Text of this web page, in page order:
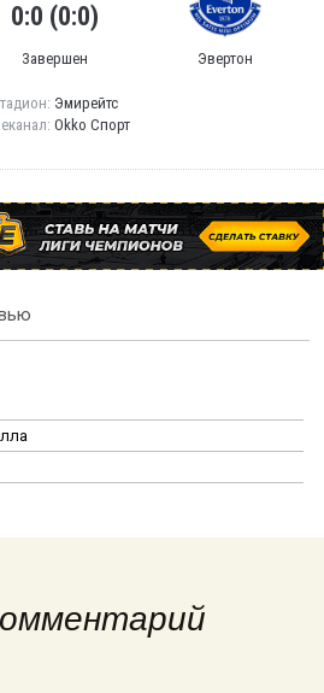
0:0 (0:0)
Завершен Эвертон
Эмирейтс
Okko Спорт